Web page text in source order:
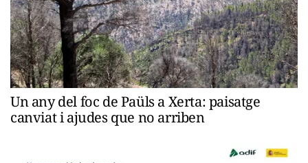
Un any del foc de Paüls a Xerta: paisatge
canviat i ajudes que no arriben